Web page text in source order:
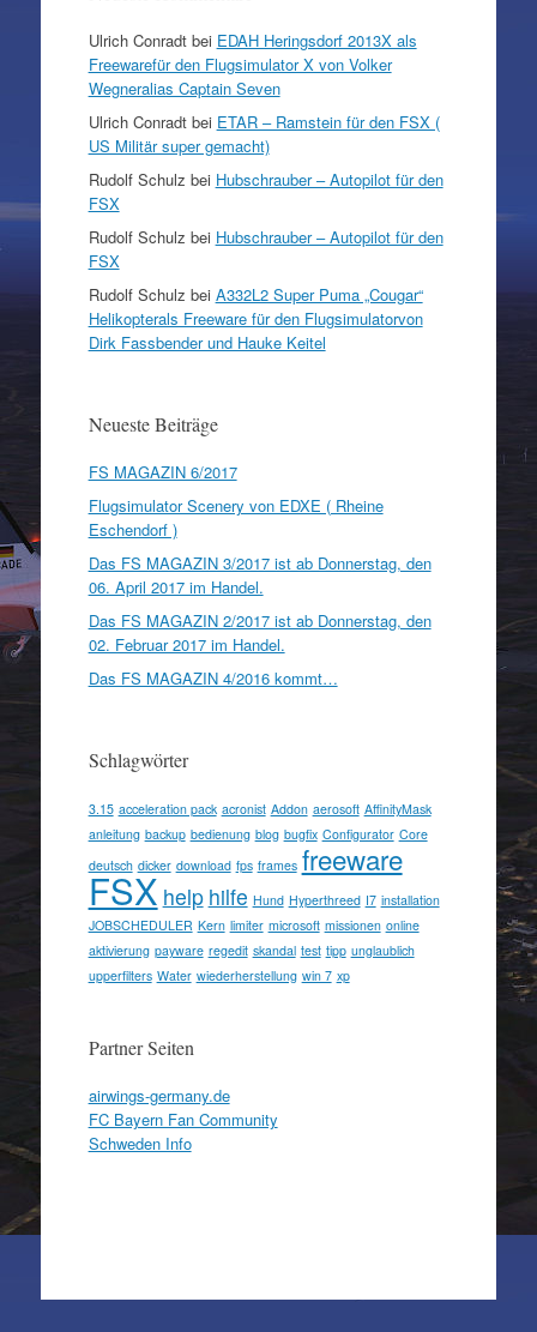
Ulrich Conradtbei EDAH Heringsdorf 2013X als
Freewarefür den Flugsimulator X von Volker
Wegneralias Captain Seven
Ulrich Conradtbei ETAR – Ramstein für den FSX (
US Militär super gemacht)
Rudolf Schulz bei Hubschrauber – Autopilot für den
FSX
Rudolf Schulz bei Hubschrauber – Autopilot für den
FSX
Rudolf Schulz bei A332L2 Super Puma „Cougar“
Helikopterals Freeware für den Flugsimulatorvon
Dirk Fassbender und Hauke Keitel
Neueste Beiträge
FS MAGAZIN 6/2017
Flugsimulator Scenery von EDXE ( Rheine
Eschendorf )
Das FS MAGAZIN 3/2017 ist ab Donnerstag, den
06. April 2017 im Handel.
Das FS MAGAZIN 2/2017 ist ab Donnerstag, den
02. Februar 2017 im Handel.
Das FS MAGAZIN 4/2016 kommt…
Schlagwörter
3.15 acceleration pack acronist Addon aerosoft AffinityMask
anleitung backup bedienung blog bugfix Configurator Core
deutsch dicker download fps frames freeware
FSX help hilfe Hund Hyperthreed I7 installation
JOBSCHEDULER Kern limiter microsoft missionen online
aktivierung payware regedit skandal test tipp unglaublich
upperfilters Water wiederherstellung win 7 xp
Partner Seiten
airwings-germany.de
FC Bayern Fan Community
Schweden Info